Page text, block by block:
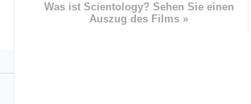
Was ist Scientology? Sehen Sie einen
Auszug des Films »